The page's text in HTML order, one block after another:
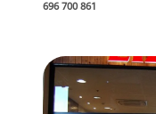
696 700 861